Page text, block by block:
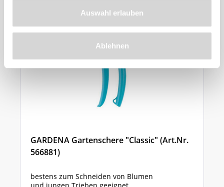
Auswahl erlauben
Ablehnen
GARDENA Gartenschere "Classic" (Art.Nr.
566881)
bestens zum Schneiden von Blumen